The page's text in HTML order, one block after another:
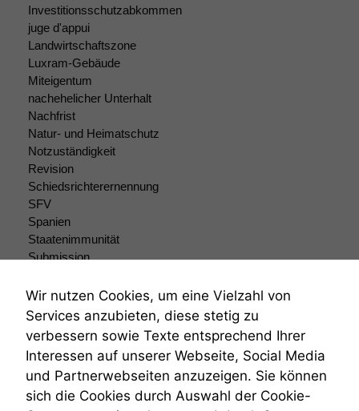
Investitionsschutzabkommen
juge d'appui
Landwirtschaftszone
Luxram-Gebäude
Miteigentum
nachehelicher Unterhalt
Nachfrist
Natur- und Heimatschutz
Notzuständigkeit
Revision
Schiedsrichterernennung
SFV
Spanien
Staatenimmunität
Submission
Teilungsklage
Venezuela
VRK
Wiederherstellungsanordnung
Zivilprozessordnung
ZPO
Zustellfiktion
Wir nutzen Cookies, um eine Vielzahl von
Services anzubieten, diese stetig zu
verbessern sowie Texte entsprechend Ihrer
Interessen auf unserer Webseite, Social Media
und Partnerwebseiten anzuzeigen. Sie können
sich die Cookies durch Auswahl der Cookie-